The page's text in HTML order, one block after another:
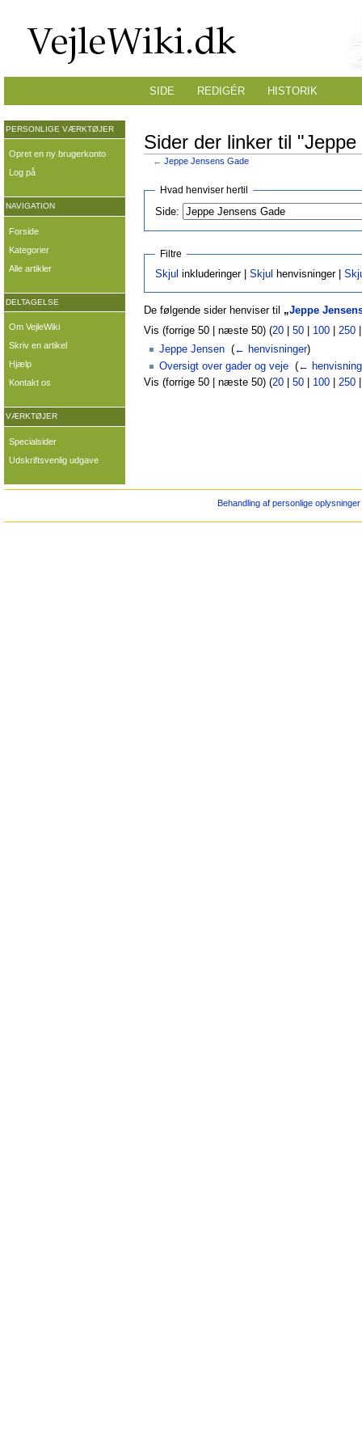
Sider der linker til
← Jeppe Jensens Gade
Hvad henviser hertil
Side:
Filtre
Skjul inkluderinger | Skjul henvisninger |
De følgende sider henviser til „Jeppe
Vis (forrige 50 | næste 50) (20 50 100 250
Jeppe Jensen ‎(← henvisninger)
Oversigt over gader og veje ‎(←
Vis (forrige 50 | næste 50) (20 50 100 250
SIDE REDIGÉR HISTORIK
PERSONLIGE VÆRKTØJER
Opret en ny brugerkonto
Log på
NAVIGATION
Forside
Kategorier
Alle artikler
DELTAGELSE
Om VejleWiki
Skriv en artikel
Hjælp
Kontakt os
VÆRKTØJER
Specialsider
Udskriftsvenlig udgave
Behandling af personlige oplysninger